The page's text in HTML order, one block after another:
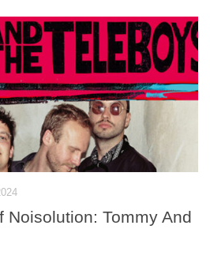
Noisolution: Tommy And